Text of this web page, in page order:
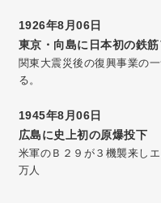
1926年8月06日
東京・向島に日本初の鉄
関東大震災後の復興事業の
る。
1945年8月06日
広島に史上初の原爆投下
米軍のＢ２９が３機襲来し
万人